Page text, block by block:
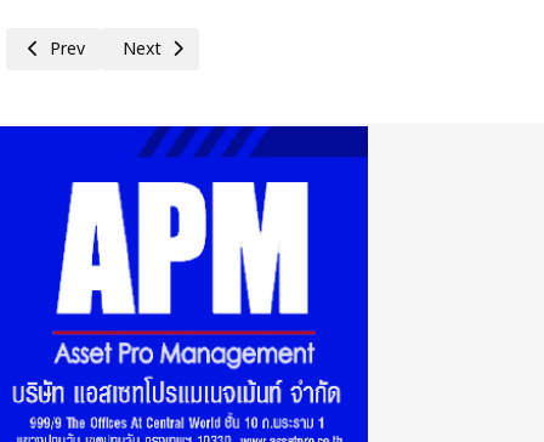
Previous article: SME D Bank ร่วมลงนามถวายพระพร สมเด็จพระนางเจ้
Prev Next article: Propoliz ประกาศความสำเร็จแคมเปญ
Next